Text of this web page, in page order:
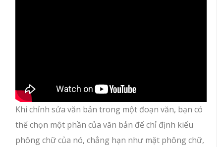
Khi chỉnh sửa văn bản trong một đoạn văn, bạn có
thể chọn một phần của văn bản để chỉ định kiểu
phông chữ của nó, chẳng hạn như mặt phông chữ,